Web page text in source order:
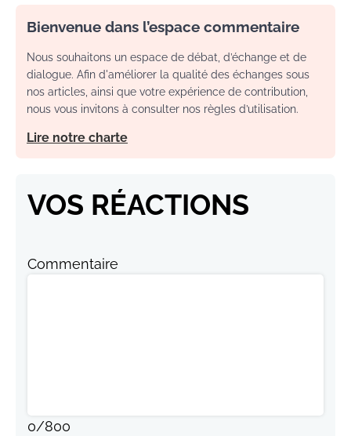
Bienvenue dans l’espace commentaire
Nous souhaitons un espace de débat, d’échange et de
dialogue. Afin d'améliorer la qualité des échanges sous
nos articles, ainsi que votre expérience de contribution,
nous vous invitons à consulter nos règles d’utilisation.
Lire notre charte
VOS RÉACTIONS
Commentaire
0/800